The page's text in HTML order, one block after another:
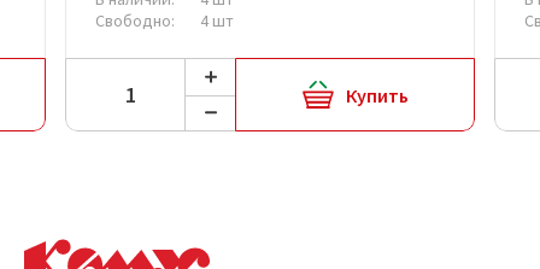
Свободно:
4 шт
Купить